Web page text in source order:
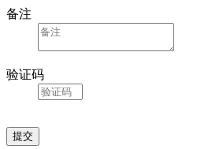
备注
验证码